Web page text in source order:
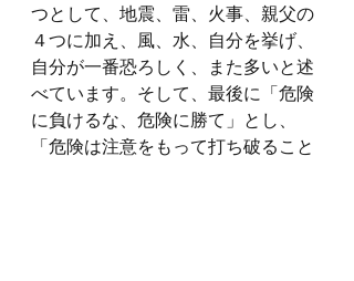
つとして、地震、雷、火事、親父の
４つに加え、風、水、自分を挙げ、
自分が一番恐ろしく、また多いと述
べています。そして、最後に「危険
に負けるな、危険に勝て」とし、
「危険は注意をもって打ち破ること